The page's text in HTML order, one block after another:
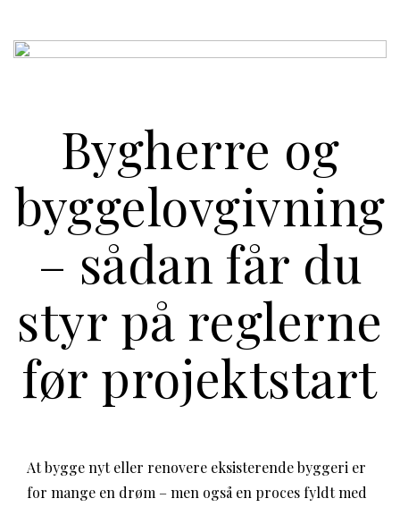
Bygherre og
byggelovgivning
– sådan får du
styr på reglerne
før projektstart
At bygge nyt eller renovere eksisterende byggeri er
for mange en drøm – men også en proces fyldt med